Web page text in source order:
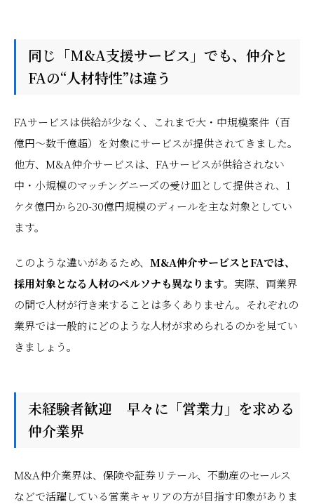
同じ「M&A支援サービス」でも、仲介と
FAの“人材特性”は違う
FAサービスは供給が少なく、これまで大・中規模案件（百
億円～数千億超）を対象にサービスが提供されてきました。
他方、M&A仲介サービスは、FAサービスが供給されない
中・小規模のマッチングニーズの受け皿として提供され、1
ケタ億円から20-30億円規模のディールを主な対象としてい
ます。
このような違いがあるため、 M&A仲介サービスとFAでは、
採用対象となる人材のペルソナも異なります。 実際、両業界
の間で人材が行き来することは多くありません。それぞれの
業界では一般的にどのような人材が求められるのかを見てい
きましょう。
未経験者歓迎 早々に「営業力」を求める
仲介業界
M&A仲介業界は、保険や証券リテール、不動産のセールス
などで活躍している営業キャリアの方が目指す印象がありま